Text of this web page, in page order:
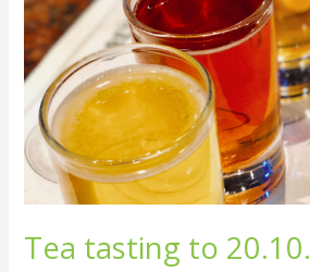
Tea tasting to 20.10.